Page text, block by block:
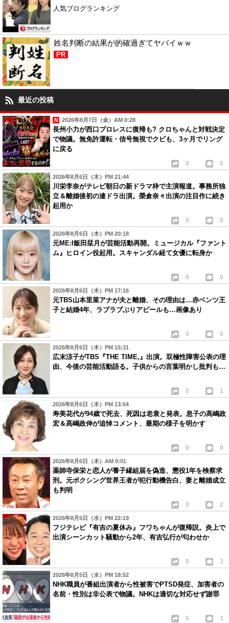
人気ブログランキング
姓名判断の結果が的確過ぎてヤバイｗｗ
PR
最近の投稿
2026年8月7日（金）AM 0:28
長州小力が西口プロレスに復帰も? クロちゃんと対戦決定
で物議。無免許運転・信号無視でクビも、3ヶ月でリング
に戻る
0 0
2026年8月6日（木）PM 21:44
川栄李奈がテレビ朝日の新ドラマ枠で主演報道。事務所独
立＆離婚後初の連ドラ出演。榮倉奈々出演の注目作に続き
起用か
0 0
2026年8月6日（木）PM 20:18
元ME:I飯田栞月が芸能活動再開。ミュージカル『ファント
ム』ヒロイン役起用。スキャンダル経て女優に転身か
0 0
2026年8月6日（木）PM 17:16
元TBS山本里菜アナが夫と離婚、その理由は…赤ベンツ王
子と結婚4年、ラブラブぶりアピールも…画像あり
0 0
2026年8月6日（木）PM 15:31
広末涼子がTBS『THE TIME,』出演。双極性障害公表の理
由、今後の芸能活動語る。子供からの言葉明かし批判も…
0 1
2026年8月6日（木）PM 13:54
寿美花代が94歳で死去、死因は老衰と発表。息子の髙嶋政
宏＆髙嶋政伸が追悼コメント、最期の様子を明かす
0 0
2026年8月6日（木）AM 0:01
薬師寺保栄と恋人が養子縁組届を偽造、懲役1年を検察求
刑。元ボクシング世界王者が犯行動機告白、妻と離婚成立
も判明
0 2
2026年8月5日（水）PM 22:19
フジテレビ『有吉の夏休み』フワちゃんが復帰説。炎上で
出演シーンカット騒動から2年、有吉弘行が匂わせか
0 3
2026年8月5日（水）PM 18:52
NHK職員が番組出演者から性被害でPTSD発症、加害者の
名前・性別は非公表で物議。NHKは適切な対応せず謝罪
0 3